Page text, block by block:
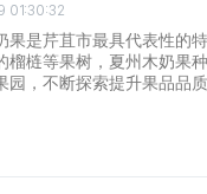
01:30:32
果是芹苴市最具代表性的
榴梿等果树，夏州木奶果
园，不断探索提升果品品